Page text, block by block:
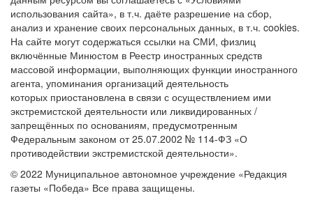
использования сайта», в т.ч. даёте разрешение на сбор,
анализ и хранение своих персональных данных, в т.ч. cookies.
На сайте могут содержаться ссылки на СМИ, физлиц
включённые Минюстом в Реестр иностранных средств
массовой информации, выполняющих функции иностранного
агента, упоминания организаций деятельность
которых приостановлена в связи с осуществлением ими
экстремистской деятельности или ликвидированных /
запрещённых по основаниям, предусмотренным
Федеральным законом от 25.07.2002 № 114-ФЗ «О
противодействии экстремистской деятельности».
© 2022 Муниципальное автономное учреждение «Редакция
газеты «Победа» Все права защищены.